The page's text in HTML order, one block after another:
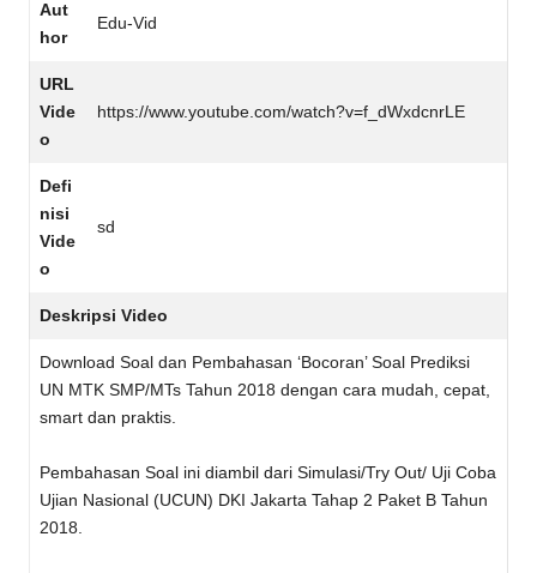
Aut
hor
Edu-Vid
URL
Vide
o
https://www.youtube.com/watch?v=f_dWxdcnrLE
Defi
nisi
Vide
o
sd
Deskripsi Video
Download Soal dan Pembahasan ‘Bocoran’ Soal Prediksi
UN MTK SMP/MTs Tahun 2018 dengan cara mudah, cepat,
smart dan praktis.
Pembahasan Soal ini diambil dari Simulasi/Try Out/ Uji Coba
Ujian Nasional (UCUN) DKI Jakarta Tahap 2 Paket B Tahun
2018.